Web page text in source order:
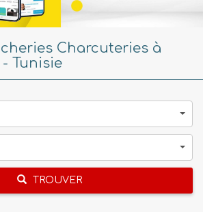
Charcuteries à
Tunisie
TROUVER